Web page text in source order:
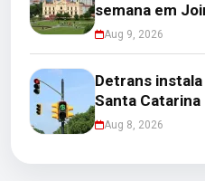
semana em
Aug 9, 2026
Detrans
Santa Catarina
Aug 8, 2026